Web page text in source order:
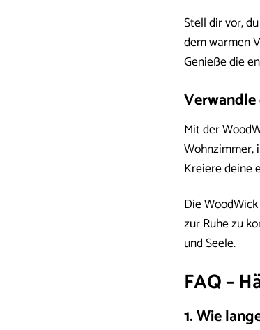
Stell dir vor,
dem warmen
Genieße die
Mit der
Wohnzimmer,
Kreiere deine
Die
zur Ruhe zu
und Seele.
FAQ –
1. Wie